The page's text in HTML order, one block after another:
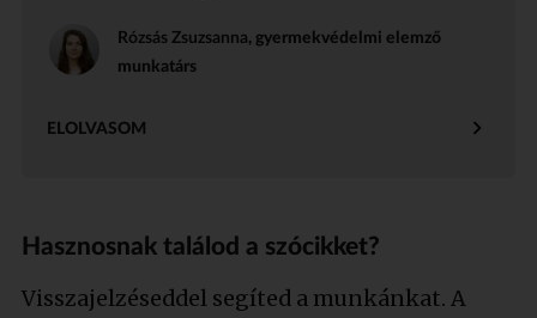
Rózsás Zsuzsanna, gyermekvédelmi elemző
munkatárs
ELOLVASOM
Hasznosnak találod a szócikket?
Visszajelzéseddel segíted a munkánkat. A